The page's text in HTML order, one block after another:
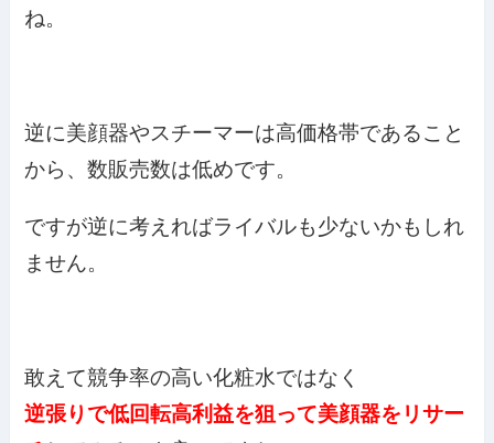
ね。
逆に美顔器やスチーマーは高価格帯であること
から、数販売数は低めです。
ですが逆に考えればライバルも少ないかもしれ
ません。
敢えて競争率の高い化粧水ではなく
逆張りで低回転高利益を狙って美顔器をリサー